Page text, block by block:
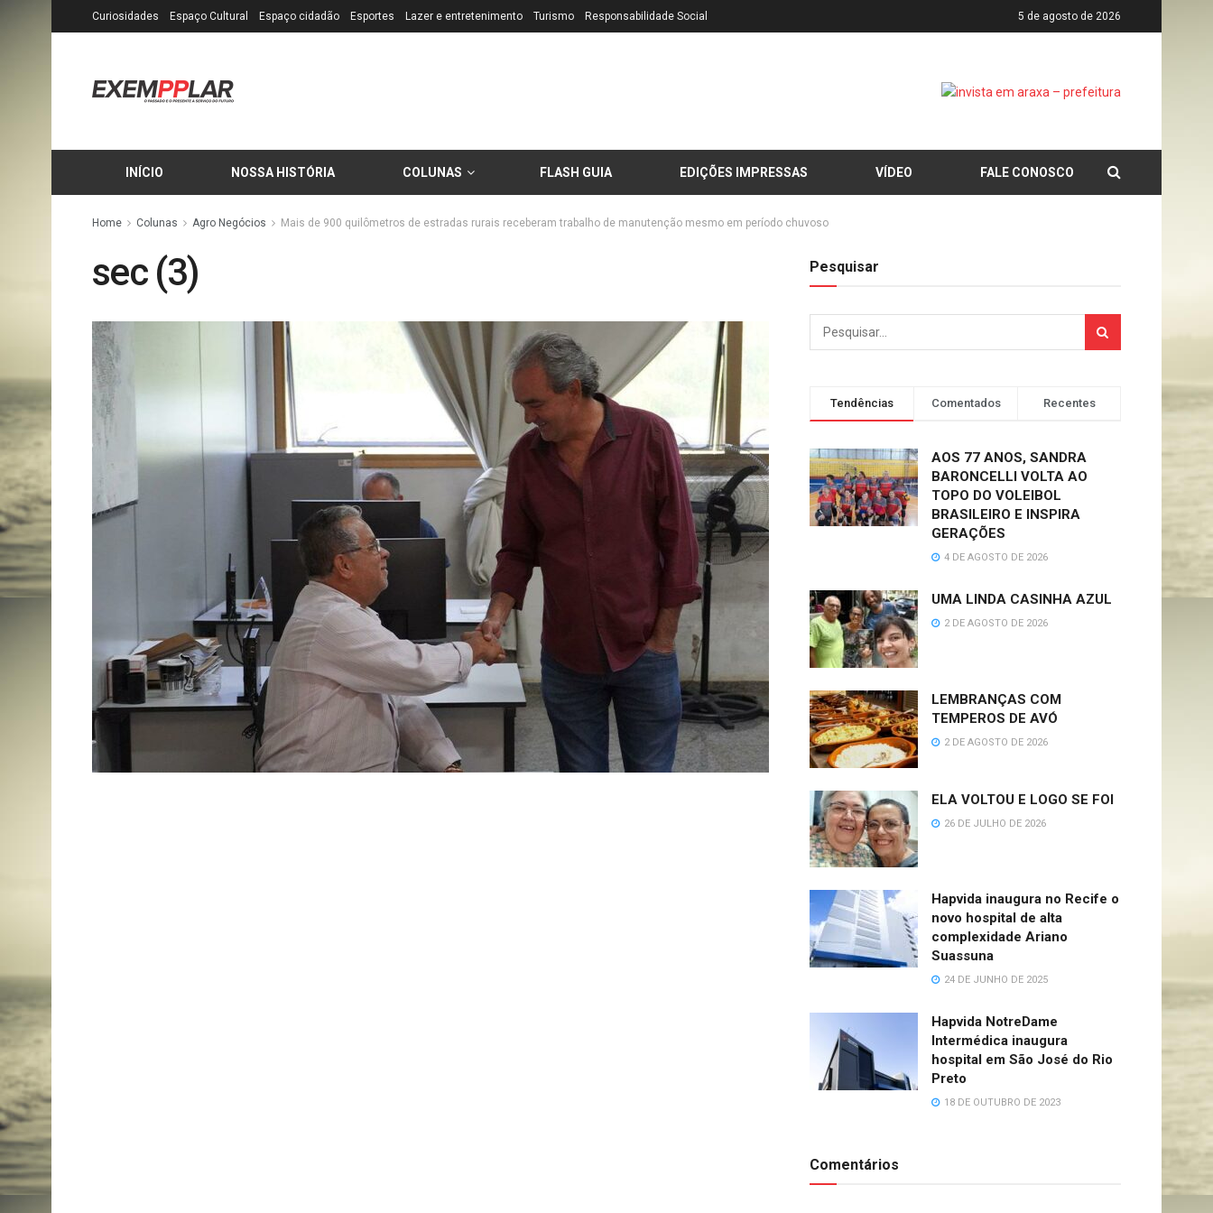
Curiosidades Espaço Cultural Espaço cidadão Esportes Lazer e entretenimento Turismo Responsabilidade Social 5 de agosto de 2026
INÍCIO NOSSA HISTÓRIA COLUNAS FLASH GUIA EDIÇÕES IMPRESSAS VÍDEO FALE CONOSCO
Home Colunas Agro Negócios Mais de 900 quilômetros de estradas rurais receberam trabalho de manutenção mesmo em período chuvoso
sec (3) Pesquisar
Tendências Comentados Recentes
AOS 77 ANOS, SANDRA
BARONCELLI VOLTA AO
TOPO DO VOLEIBOL
BRASILEIRO E INSPIRA
GERAÇÕES
4 DE AGOSTO DE 2026
UMA LINDA CASINHA AZUL
2 DE AGOSTO DE 2026
LEMBRANÇAS COM
TEMPEROS DE AVÓ
2 DE AGOSTO DE 2026
ELA VOLTOU E LOGO SE FOI
26 DE JULHO DE 2026
Hapvida inaugura no Recife o
novo hospital de alta
complexidade Ariano
Suassuna
24 DE JUNHO DE 2025
Hapvida NotreDame
Intermédica inaugura
hospital em São José do Rio
Preto
18 DE OUTUBRO DE 2023
Comentários